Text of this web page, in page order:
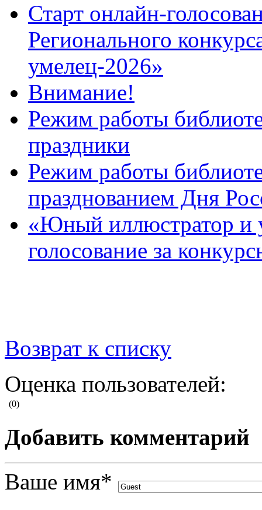
Старт онлайн-
Регионального
умелец-2026»
Внимание!
Режим работы
праздники
Режим работы
празднованием Дня
«Юный иллюстратор и
голосование за
Возврат к списку
Оценка пользователей:
(0)
Добавить комментарий
Ваше имя*